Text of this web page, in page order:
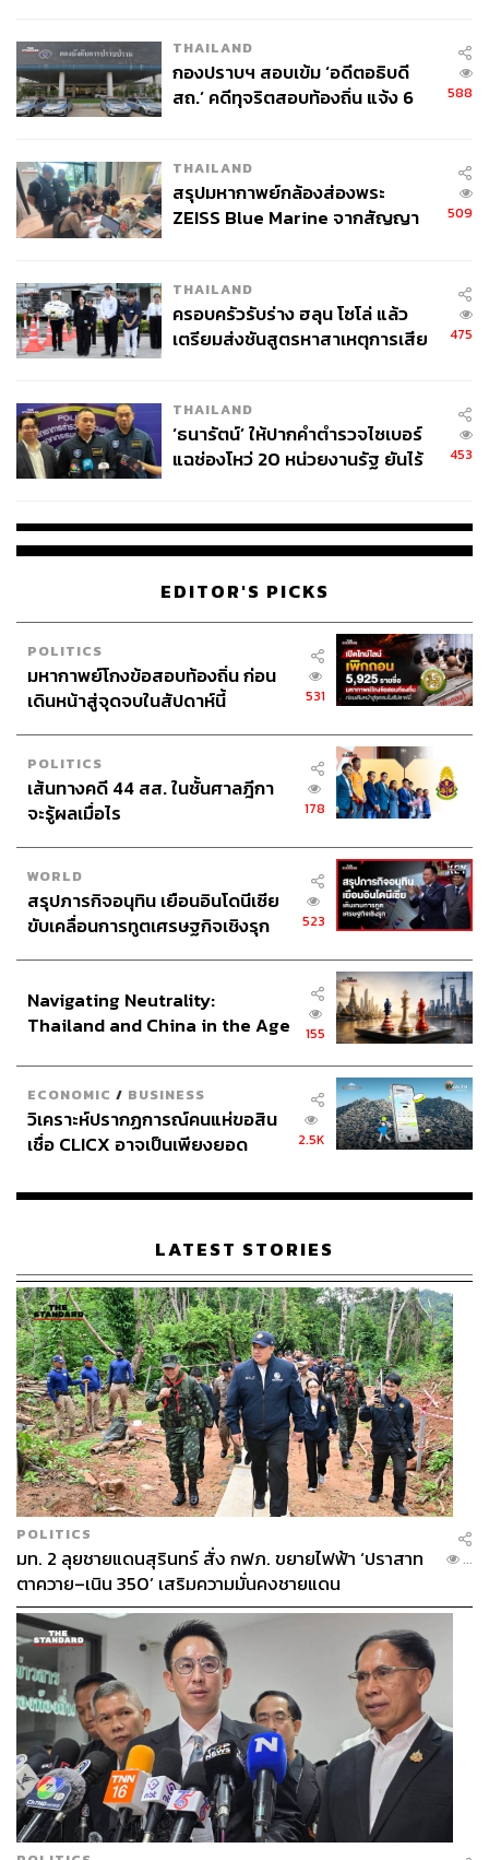
THAILAND
กองปราบฯ สอบเข้ม ‘อดีตอธิบดี
สถ.’ คดีทุจริตสอบท้องถิ่น แจ้ง 6
588
THAILAND
สรุปมหากาพย์กล้องส่องพระ
ZEISS Blue Marine จากสัญญา
จ่ายหนี้-แอบระบุแบรนด์
509
THAILAND
ครอบครัวรับร่าง ฮลุน โซโล่ แล้ว
เตรียมส่งชันสูตรหาสาเหตุการเสีย
475
THAILAND
‘ธนารัตน์’ ให้ปากคำตำรวจไซเบอร์
แฉช่องโหว่ 20 หน่วยงานรัฐ ยันไร้
453
EDITOR'S PICKS
POLITICS
มหากาพย์โกงข้อสอบท้องถิ่น ก่อน
เดินหน้าสู่จุดจบในสัปดาห์นี้
531
POLITICS
เส้นทางคดี 44 สส. ในชั้นศาลฎีกา
จะรู้ผลเมื่อไร
178
WORLD
สรุปภารกิจอนุทิน เยือนอินโดนีเซีย
ขับเคลื่อนการทูตเศรษฐกิจเชิงรุก
523
Navigating Neutrality:
Thailand and China in the Age
155
ECONOMIC / BUSINESS
วิเคราะห์ปรากฏการณ์คนแห่ขอสิน
เชื่อ CLICX อาจเป็นเพียงยอด
เรือนไทยที่ถูกซุกไว้
2.5K
LATEST STORIES
POLITICS
มท. 2 ลุยชายแดนสุรินทร์ สั่ง กฟภ. ขยายไฟฟ้า ‘ปราสาท
ตาควาย–เนิน 350’ เสริมความมั่นคงชายแดน
...